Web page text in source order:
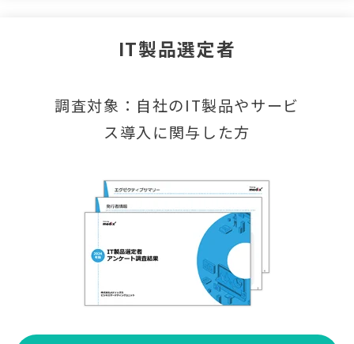
IT製品選定者
調査対象：自社のIT製品やサービ
ス導入に関与した方